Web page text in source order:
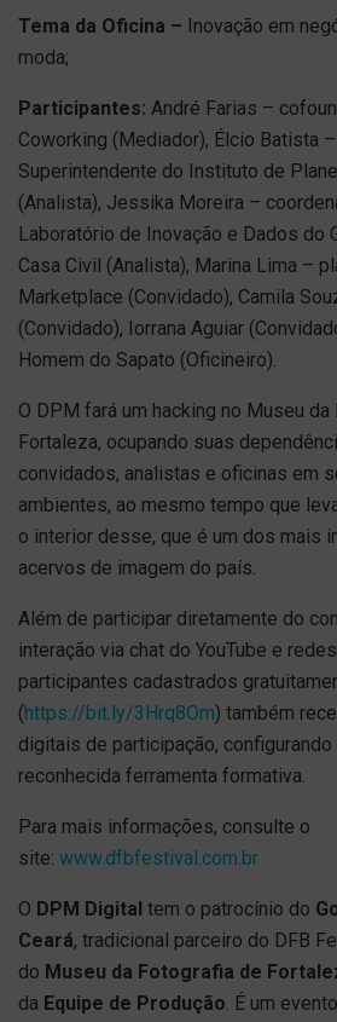
Tema da Oficina – Inovação em
moda;
Participantes: André Farias –
Coworking (Mediador), Élcio Batista
Superintendente do Instituto de
(Analista), Jessika Moreira –
Laboratório de Inovação e Dados do
Casa Civil (Analista), Marina Lima –
Marketplace (Convidado), Camila
(Convidado), Iorrana Aguiar
Homem do Sapato (Oficineiro).
O DPM fará um hacking no Museu
Fortaleza, ocupando suas
convidados, analistas e oficinas em
ambientes, ao mesmo tempo que
o interior desse, que é um dos mais
acervos de imagem do país.
Além de participar diretamente do
interação via chat do YouTube e
participantes cadastrados
(https://bit.ly/3Hrq8Om) também
digitais de participação,
reconhecida ferramenta formativa.
Para mais informações, consulte o
site: www.dfbfestival.com.br
O DPM Digital tem o patrocínio do
Ceará, tradicional parceiro do DFB
do Museu da Fotografia de
da Equipe de Produção. É um